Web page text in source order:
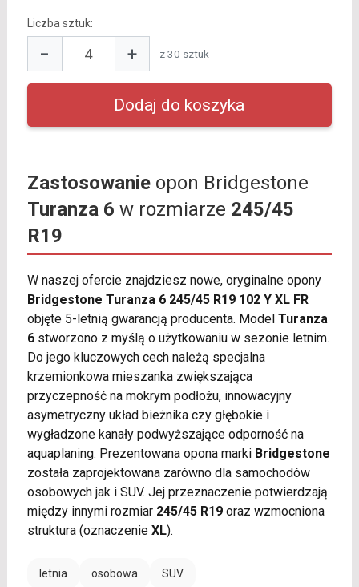
Liczba sztuk:
− + z 30 sztuk
Zastosowanieopon Bridgestone
Turanza 6 w rozmiarze 245/45
R19
W naszej ofercie znajdziesz nowe, oryginalne opony
Bridgestone Turanza 6 245/45 R19 102 Y XL FR
objęte 5-letnią gwarancją producenta. Model Turanza
6stworzono z myślą o użytkowaniu w sezonie letnim.
Do jego kluczowych cech należą specjalna
krzemionkowa mieszanka zwiększająca
przyczepność na mokrym podłożu, innowacyjny
asymetryczny układ bieżnika czy głębokie i
wygładzone kanały podwyższające odporność na
aquaplaning. Prezentowana opona marki Bridgestone
została zaprojektowana zarówno dla samochodów
osobowych jak i SUV. Jej przeznaczenie potwierdzają
między innymi rozmiar 245/45 R19oraz wzmocniona
struktura (oznaczenie XL).
letnia osobowa SUV